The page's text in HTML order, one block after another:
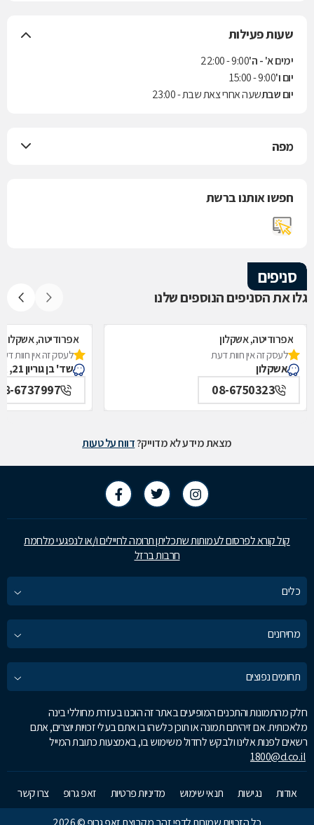
שעות פעילות
ימים א' - ה'9:00 - 22:00
יום ו'9:00 - 15:00
יום שבתשעה אחרי צאת שבת - 23:00
מפה
חפשו אותנו ברשת
סניפים
גלו את הסניפים הנוספים שלנו
אפרודיטה, אשקלון
לעסק זה אין חוות דעת
אשקלון
08-6750323
אפרודיטה, אשקלון
לעסק זה אין חוות
שד' בן גוריון 21, אשקלון
6737997
מצאת מידע לא מדוייק?דווח על טעות
קול קורא לפרסום לעמותות שתכליתן תרומה לחיילים ו/או לנפגעי מלחמת
חרבות ברזל
כלים
מחירונים
תחומים נפוצים
חלק מהתמונות והתכנים המופיעים באתר זה הוכנו בעזרת מחוללי בינה
מלאכותית. אם זיהיתם תמונה או תוכן כלשהו בו אתם בעלי זכויות יוצרים, אתם
רשאים לפנות אלינו ולבקש לחדול משימוש בו, באמצעות כתובת המייל
1800@d.co.il
אודות נגישות תנאי שימוש מדיניות פרטיות זאפ גרופ
צרו קשר